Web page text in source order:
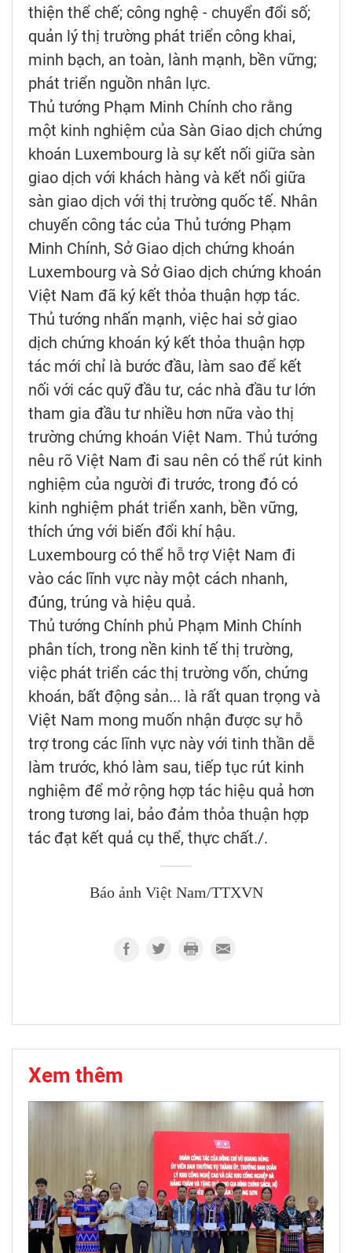
thiện thể chế; công nghệ - chuyển đổi số;
quản lý thị trường phát triển công khai,
minh bạch, an toàn, lành mạnh, bền vững;
phát triển nguồn nhân lực.
Thủ tướng Phạm Minh Chính cho rằng
một kinh nghiệm của Sàn Giao dịch chứng
khoán Luxembourg là sự kết nối giữa sàn
giao dịch với khách hàng và kết nối giữa
sàn giao dịch với thị trường quốc tế. Nhân
chuyến công tác của Thủ tướng Phạm
Minh Chính, Sở Giao dịch chứng khoán
Luxembourg và Sở Giao dịch chứng khoán
Việt Nam đã ký kết thỏa thuận hợp tác.
Thủ tướng nhấn mạnh, việc hai sở giao
dịch chứng khoán ký kết thỏa thuận hợp
tác mới chỉ là bước đầu, làm sao để kết
nối với các quỹ đầu tư, các nhà đầu tư lớn
tham gia đầu tư nhiều hơn nữa vào thị
trường chứng khoán Việt Nam. Thủ tướng
nêu rõ Việt Nam đi sau nên có thể rút kinh
nghiệm của người đi trước, trong đó có
kinh nghiệm phát triển xanh, bền vững,
thích ứng với biến đổi khí hậu.
Luxembourg có thể hỗ trợ Việt Nam đi
vào các lĩnh vực này một cách nhanh,
đúng, trúng và hiệu quả.
Thủ tướng Chính phủ Phạm Minh Chính
phân tích, trong nền kinh tế thị trường,
việc phát triển các thị trường vốn, chứng
khoán, bất động sản... là rất quan trọng và
Việt Nam mong muốn nhận được sự hỗ
trợ trong các lĩnh vực này với tinh thần dễ
làm trước, khó làm sau, tiếp tục rút kinh
nghiệm để mở rộng hợp tác hiệu quả hơn
trong tương lai, bảo đảm thỏa thuận hợp
tác đạt kết quả cụ thể, thực chất./.
Báo ảnh Việt Nam/TTXVN
Xem thêm